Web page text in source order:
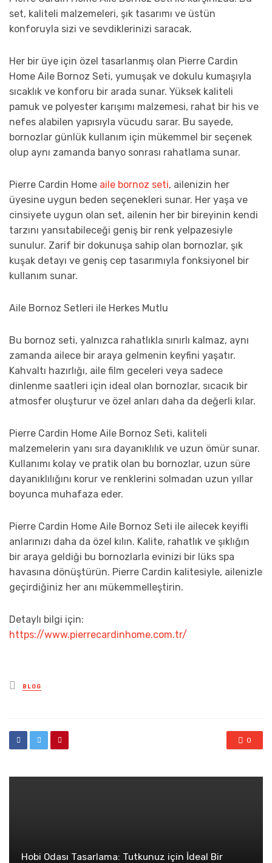
set, kaliteli malzemeleri, şık tasarımı ve üstün
konforuyla sizi ve sevdiklerinizi saracak.
Her bir üye için özel tasarlanmış olan Pierre Cardin
Home Aile Bornoz Seti, yumuşak ve dokulu kumaşıyla
sıcaklık ve konforu bir arada sunar. Yüksek kaliteli
pamuk ve polyester karışımı malzemesi, rahat bir his ve
nefes alabilen yapısıyla vücudu sarar. Bu sayede,
bornozlar günlük kullanım için mükemmel bir seçenek
olup aynı zamanda banyo sonrası rahatlama sunar.
Pierre Cardin Home aile bornoz seti, ailenizin her
üyesine uygun beden seçenekleri sunar. Her yaşa ve
cinsiyete uygun olan set, ailenin her bir bireyinin kendi
tarzını yansıtabileceği geniş bir renk yelpazesiyle
sunulur. Zarif bir dokunuşa sahip olan bornozlar, şık
kuşak detayı ve geniş cep tasarımıyla fonksiyonel bir
kullanım sunar.
Aile Bornoz Setleri ile Herkes Mutlu
Bu bornoz seti, yalnızca rahatlıkla sınırlı kalmaz, aynı
zamanda ailece bir araya gelmenin keyfini yaşatır.
Kahvaltı hazırlığı, aile film geceleri veya sadece
dinlenme saatleri için ideal olan bornozlar, sıcacık bir
atmosfer oluşturur ve özel anları daha da değerli kılar.
Pierre Cardin Home Aile Bornoz Seti, kaliteli
malzemelerin yanı sıra dayanıklılık ve uzun ömür sunar.
Kullanımı kolay ve pratik olan bu bornozlar, uzun süre
dayanıklılığını korur ve renklerini solmadan uzun yıllar
boyunca muhafaza eder.
Pierre Cardin Home Aile Bornoz Seti ile ailecek keyifli
anlarınızı daha da özel kılın. Kalite, rahatlık ve şıklığın
bir araya geldiği bu bornozlarla evinizi bir lüks spa
havasına dönüştürün. Pierre Cardin kalitesiyle, ailenizle
geçirdiğiniz her anı mükemmelleştirin.
Detaylı bilgi için:
https://www.pierrecardinhome.com.tr/
Posted
in
BLOG
0
Hobi Odası Tasarlama: Tutkunuz için İdeal Bir